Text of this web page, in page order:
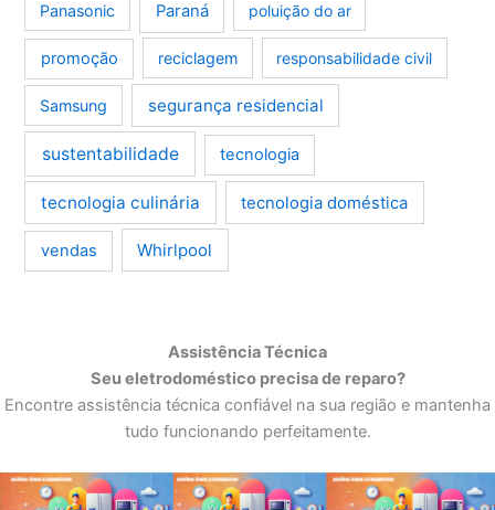
Panasonic Paraná poluição do ar
promoção reciclagem responsabilidade civil
Samsung segurança residencial
sustentabilidade tecnologia
tecnologia culinária tecnologia doméstica
vendas Whirlpool
Assistência Técnica
Seu eletrodoméstico precisa de reparo?
Encontre assistência técnica confiável na sua região e mantenha
tudo funcionando perfeitamente.